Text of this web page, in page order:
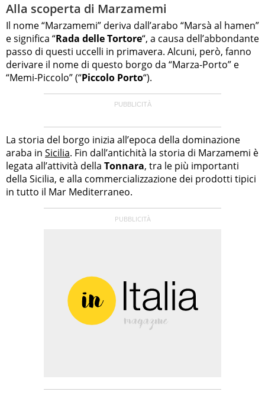
Alla scoperta di Marzamemi
Il nome “Marzamemi” deriva dall’arabo “Marsà al hamen”
e significa “Rada delle Tortore“, a causa dell’abbondante
passo di questi uccelli in primavera. Alcuni, però, fanno
derivare il nome di questo borgo da “Marza-Porto” e
“Memi-Piccolo” (“Piccolo Porto“).
La storia del borgo inizia all’epoca della dominazione
araba in Sicilia. Fin dall’antichità la storia di Marzamemi è
legata all’attività della Tonnara, tra le più importanti
della Sicilia, e alla commercializzazione dei prodotti tipici
in tutto il Mar Mediterraneo.